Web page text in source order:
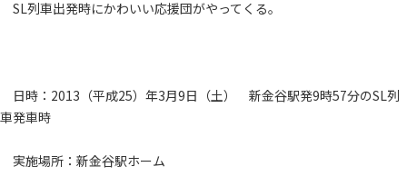
SL列車出発時にかわいい応援団がやってくる。
日時：2013（平成25）年3月9日（土） 新金谷駅発9時57分のSL列
車発車時
実施場所：新金谷駅ホーム